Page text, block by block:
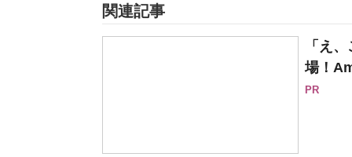
関連記事
「え
場！
PR